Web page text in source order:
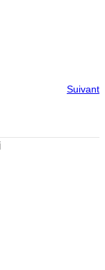
Suivant